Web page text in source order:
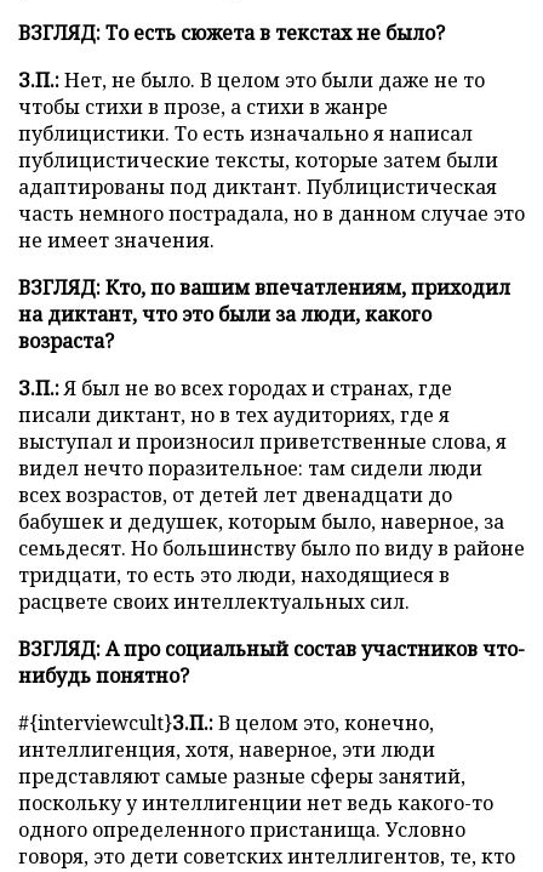
ВЗГЛЯД: То есть сюжета в текстах не было?
З.П.:Нет, не было. В целом это были даже не то
чтобы стихи в прозе, а стихи в жанре
публицистики. То есть изначально я написал
публицистические тексты, которые затем были
адаптированы под диктант. Публицистическая
часть немного пострадала, но в данном случае это
не имеет значения.
ВЗГЛЯД: Кто, по вашим впечатлениям, приходил
на диктант, что это были за люди, какого
возраста?
З.П.:Я был не во всех городах и странах, где
писали диктант, но в тех аудиториях, где я
выступал и произносил приветственные слова, я
видел нечто поразительное: там сидели люди
всех возрастов, от детей лет двенадцати до
бабушек и дедушек, которым было, наверное, за
семьдесят. Но большинству было по виду в районе
тридцати, то есть это люди, находящиеся в
расцвете своих интеллектуальных сил.
ВЗГЛЯД: А про социальный состав участников что-
нибудь понятно?
#{interviewcult}З.П.:В целом это, конечно,
интеллигенция, хотя, наверное, эти люди
представляют самые разные сферы занятий,
поскольку у интеллигенции нет ведь какого-то
одного определенного пристанища. Условно
говоря, это дети советских интеллигентов, те, кто